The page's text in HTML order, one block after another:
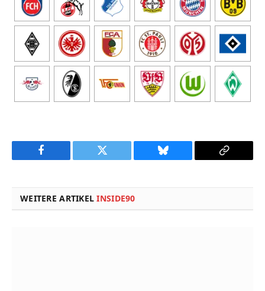
Facebook Twitter Bluesky
Copy
WEITERE ARTIKELINSIDE90